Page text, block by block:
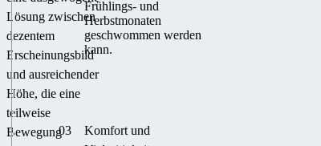
Lösung zwischen
dezentem
Erscheinungsbild
und ausreichender
Höhe, die eine
teilweise
Bewegung
Frühlings- und
Herbstmonaten
geschwommen werden
kann.
03
Komfort und